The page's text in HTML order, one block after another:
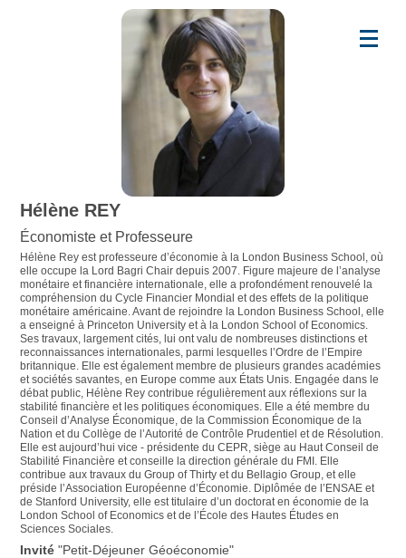
Hélène REY
Économiste et Professeure
Hélène Rey est professeure d’économie à la London Business School, où
elle occupe la Lord Bagri Chair depuis 2007. Figure majeure de l’analyse
monétaire et financière internationale, elle a profondément renouvelé la
compréhension du Cycle Financier Mondial et des effets de la politique
monétaire américaine. Avant de rejoindre la London Business School, elle
a enseigné à Princeton University et à la London School of Economics.
Ses travaux, largement cités, lui ont valu de nombreuses distinctions et
reconnaissances internationales, parmi lesquelles l’Ordre de l’Empire
britannique. Elle est également membre de plusieurs grandes académies
et sociétés savantes, en Europe comme aux États Unis. Engagée dans le
débat public, Hélène Rey contribue régulièrement aux réflexions sur la
stabilité financière et les politiques économiques. Elle a été membre du
Conseil d’Analyse Économique, de la Commission Économique de la
Nation et du Collège de l’Autorité de Contrôle Prudentiel et de Résolution.
Elle est aujourd’hui vice - présidente du CEPR, siège au Haut Conseil de
Stabilité Financière et conseille la direction générale du FMI. Elle
contribue aux travaux du Group of Thirty et du Bellagio Group, et elle
préside l’Association Européenne d’Économie. Diplômée de l’ENSAE et
de Stanford University, elle est titulaire d’un doctorat en économie de la
London School of Economics et de l’École des Hautes Études en
Sciences Sociales.
"Petit-Déjeuner Géoéconomie"